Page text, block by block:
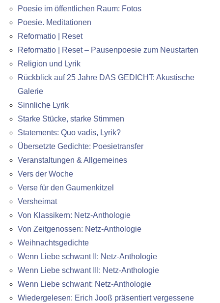
Poesie im öffentlichen Raum: Fotos
Poesie. Meditationen
Reformatio | Reset
Reformatio | Reset – Pausenpoesie zum Neustarten
Religion und Lyrik
Rückblick auf 25 Jahre DAS GEDICHT: Akustische
Galerie
Sinnliche Lyrik
Starke Stücke, starke Stimmen
Statements: Quo vadis, Lyrik?
Übersetzte Gedichte: Poesietransfer
Veranstaltungen & Allgemeines
Vers der Woche
Verse für den Gaumenkitzel
Versheimat
Von Klassikern: Netz-Anthologie
Von Zeitgenossen: Netz-Anthologie
Weihnachtsgedichte
Wenn Liebe schwant II: Netz-Anthologie
Wenn Liebe schwant III: Netz-Anthologie
Wenn Liebe schwant: Netz-Anthologie
Wiedergelesen: Erich Jooß präsentiert vergessene